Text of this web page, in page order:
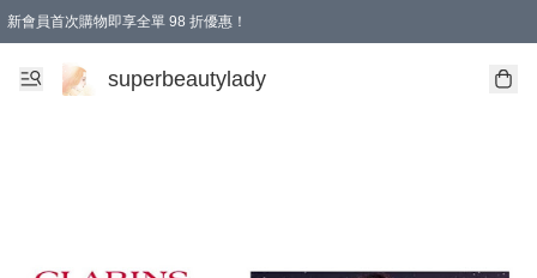
新會員首次購物即享全單 98 折優惠！
會員折扣優惠
superbeautylady